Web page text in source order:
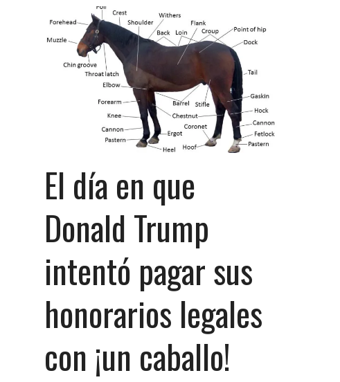
El día en que
Donald Trump
intentó pagar sus
honorarios legales
con ¡un caballo!